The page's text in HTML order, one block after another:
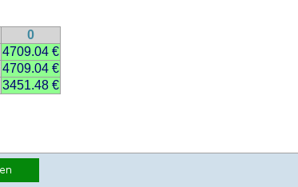
0
4709.04 €
4709.04 €
3451.48 €